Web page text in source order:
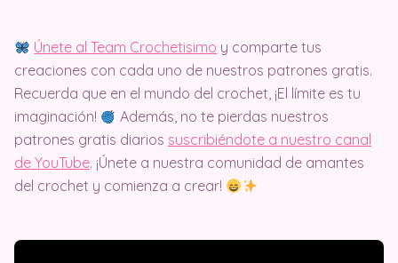
Únete al Team Crochetisimo y comparte tus
creaciones con cada uno de nuestros patrones gratis.
Recuerda que en el mundo del crochet, ¡El límite es tu
imaginación!
Además, no te pierdas nuestros
patrones gratis diarios suscribiéndote a nuestro canal
de YouTube. ¡Únete a nuestra comunidad de amantes
del crochet y comienza a crear!